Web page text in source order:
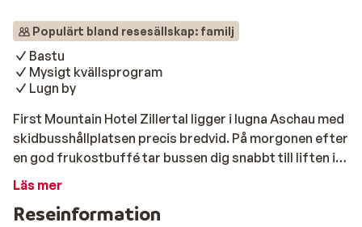
Populärt bland resesällskap: familj
Bastu
Mysigt kvällsprogram
Lugn by
First Mountain Hotel Zillertal ligger i lugna Aschau med
skidbusshållplatsen precis bredvid. På morgonen efter
en god frukostbuffé tar bussen dig snabbt till liften i
Kaltenbach eller Zell am Ziller. Här bor du i fint inredda
kontakten med de där hemma. Vid den mysiga spisen
Läs mer
Reseinformation